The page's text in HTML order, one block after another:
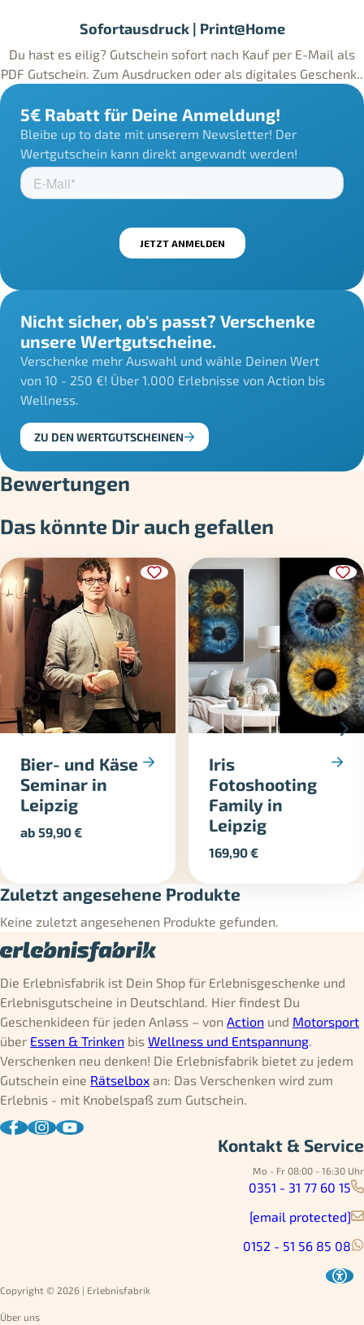
Sofortausdruck | Print@Home
Du hast es eilig? Gutschein sofort nach Kauf per E-Mail als
PDF Gutschein. Zum Ausdrucken oder als digitales Geschenk..
5€ Rabatt für Deine Anmeldung!
Bleibe up to date mit unserem Newsletter! Der
Wertgutschein kann direkt angewandt werden!
Nicht sicher, ob's passt? Verschenke
unsere Wertgutscheine.
Verschenke mehr Auswahl und wähle Deinen Wert
von 10 - 250 €! Über 1.000 Erlebnisse von Action bis
Wellness.
ZU DEN WERTGUTSCHEINEN
Bewertungen
Das könnte Dir auch gefallen
Bier- und Käse
Seminar in
Leipzig
ab59,90€
Iris
Fotoshooting
Family in
Leipzig
169,90€
Zuletzt angesehene Produkte
Keine zuletzt angesehenen Produkte gefunden.
Die Erlebnisfabrik ist Dein Shop für Erlebnisgeschenke und
Erlebnisgutscheine in Deutschland. Hier findest Du
Geschenkideen für jeden Anlass – von Action und Motorsport
über Essen & Trinken bis Wellness und Entspannung.
Verschenken neu denken! Die Erlebnisfabrik bietet zu jedem
Gutschein eine Rätselbox an: Das Verschenken wird zum
Erlebnis - mit Knobelspaß zum Gutschein.
Kontakt & Service
Mo - Fr 08:00 - 16:30 Uhr
0351 - 31 77 60 15
[email protected]
0152 - 51 56 85 08
Copyright © 2026 | Erlebnisfabrik
Über uns